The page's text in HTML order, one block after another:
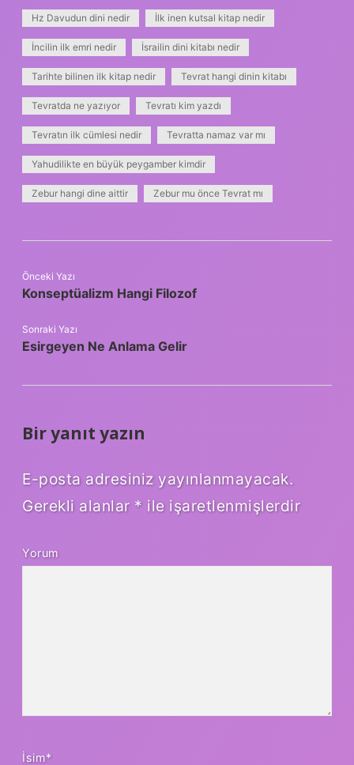
Hz Davudun dini nedir İlk inen kutsal kitap nedir
İncilin ilk emri nedir İsrailin dini kitabı nedir
Tarihte bilinen ilk kitap nedir Tevrat hangi dinin kitabı
Tevratda ne yazıyor Tevratı kim yazdı
Tevratın ilk cümlesi nedir Tevratta namaz var mı
Yahudilikte en büyük peygamber kimdir
Zebur hangi dine aittir Zebur mu önce Tevrat mı
Önceki Yazı
Konseptüalizm Hangi Filozof
Sonraki Yazı
Esirgeyen Ne Anlama Gelir
Bir yanıt yazın
E-posta adresiniz yayınlanmayacak.
Gerekli alanlar * ile işaretlenmişlerdir
Yorum
İsim*